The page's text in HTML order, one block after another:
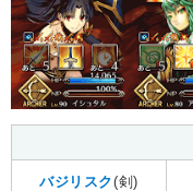
バジリスク(剣)